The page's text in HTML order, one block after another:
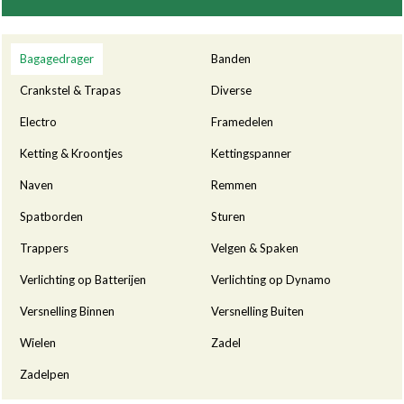
Categorieën
Bagagedrager Banden
Crankstel & Trapas Diverse
Electro Framedelen
Ketting & Kroontjes Kettingspanner
Naven Remmen
Spatborden Sturen
Trappers Velgen & Spaken
Verlichting op Batterijen Verlichting op Dynamo
Versnelling Binnen Versnelling Buiten
Wielen Zadel
Zadelpen